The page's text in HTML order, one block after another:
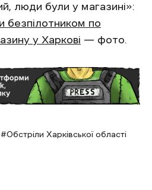
люди були у магазині»:
безпілотником по
у Харкові — фото.
Обстріли Харківської області